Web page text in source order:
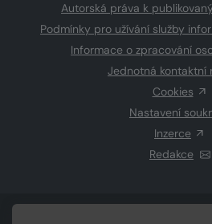
Autorská práva k
Podmínky pro užívání služby
Informace o zpracování
Jednotná kontaktní
Cookies
Nastavení
Inzerce
Redakce
CZECH NEWS